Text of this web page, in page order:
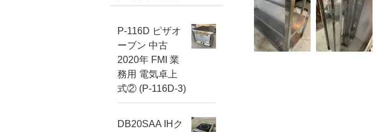
P-116D ピザオ
ーブン 中古
2020年 FMI 業
務用 電気卓上
式② (P-116D-3)
DB20SAA IHク